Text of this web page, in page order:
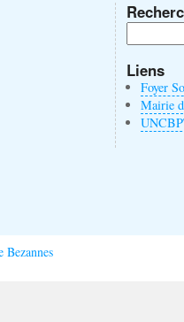
Liens
Foyer
Mairie
Bezannes